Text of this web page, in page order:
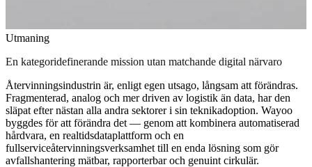
Utmaning
En kategoridefinerande mission utan matchande digital närvaro
Återvinningsindustrin är, enligt egen utsago, långsam att förändras.
Fragmenterad, analog och mer driven av logistik än data, har den
släpat efter nästan alla andra sektorer i sin teknikadoption. Wayoo
byggdes för att förändra det — genom att kombinera automatiserad
hårdvara, en realtidsdataplattform och en
fullserviceåtervinningsverksamhet till en enda lösning som gör
avfallshantering mätbar, rapporterbar och genuint cirkulär.